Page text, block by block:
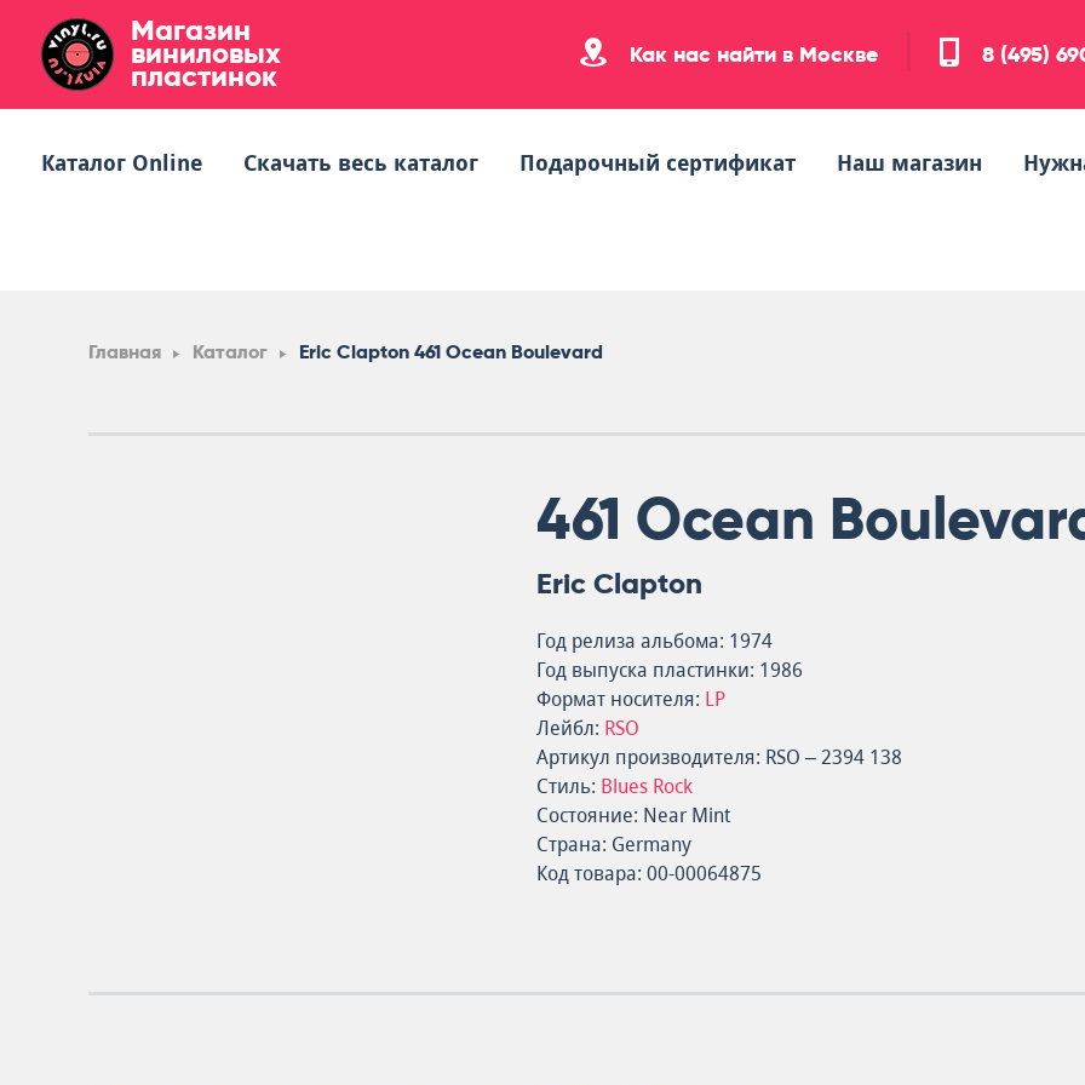
Магазин
виниловых
пластинок
Как нас найти в Москве 8 (495)
Каталог Online Скачать весь каталог Подарочный сертификат Наш магазин
Главная Каталог Eric Clapton 461 Ocean Boulevard
461 Ocean
Eric Clapton
Год релиза альбома: 1974
Год выпуска пластинки: 1986
Формат носителя: LP
Лейбл: RSO
Артикул производителя: RSO – 2394 138
Стиль: Blues Rock
Состояние: Near Mint
Страна: Germany
Код товара: 00-00064875